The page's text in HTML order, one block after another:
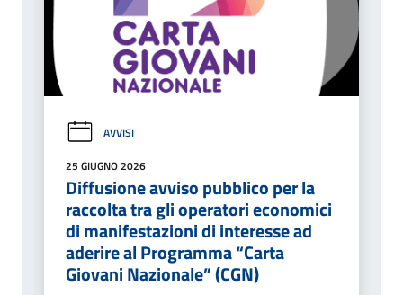
AVVISI
25 GIUGNO 2026
Diffusione avviso pubblico per la
raccolta tra gli operatori economici
di manifestazioni di interesse ad
aderire al Programma “Carta
Giovani Nazionale” (CGN)